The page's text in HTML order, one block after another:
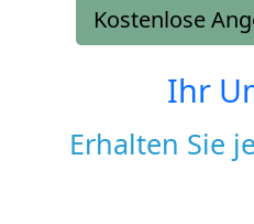
Kostenlose
Ihr
Erhalten Sie